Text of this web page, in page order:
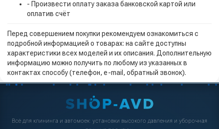
- Произвести оплату заказа банковской картой или
оплатив счёт
Перед совершением покупки рекомендуем ознакомиться с
подробной информацией о товарах: на сайте доступны
характеристики всех моделей и их описания. Дополнительную
информацию можно получить по любому из указанных в
контактах способу (телефон, e-mail, обратный звонок).
Всё для клининга и автомоек: установки высокого давления и уборочная